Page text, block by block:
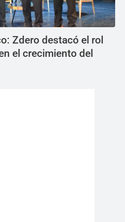
Zdero destacó el rol
el crecimiento del